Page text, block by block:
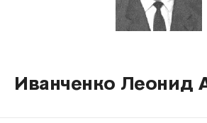
Иванченко Леонид